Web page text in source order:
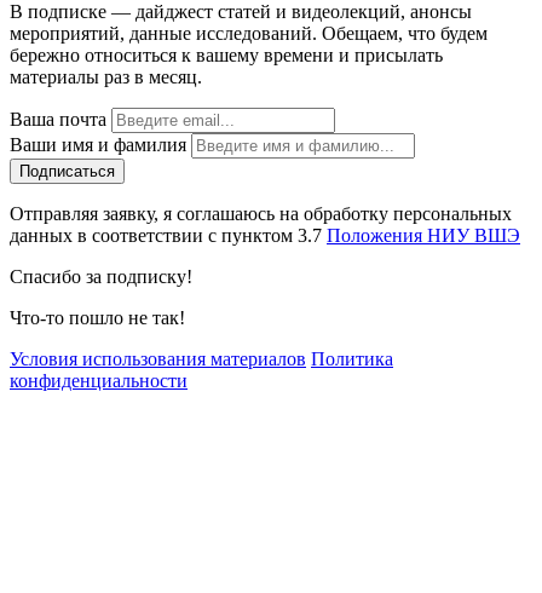
В подписке — дайджест статей и видеолекций, анонсы
мероприятий, данные исследований. Обещаем, что будем
бережно относиться к вашему времени и присылать
материалы раз в месяц.
Ваша почта
Ваши имя и фамилия
Отправляя заявку, я соглашаюсь на обработку персональных
данных в соответствии с пунктом 3.7 Положения НИУ ВШЭ
Спасибо за подписку!
Что-то пошло не так!
Условия использования материалов Политика
конфиденциальности